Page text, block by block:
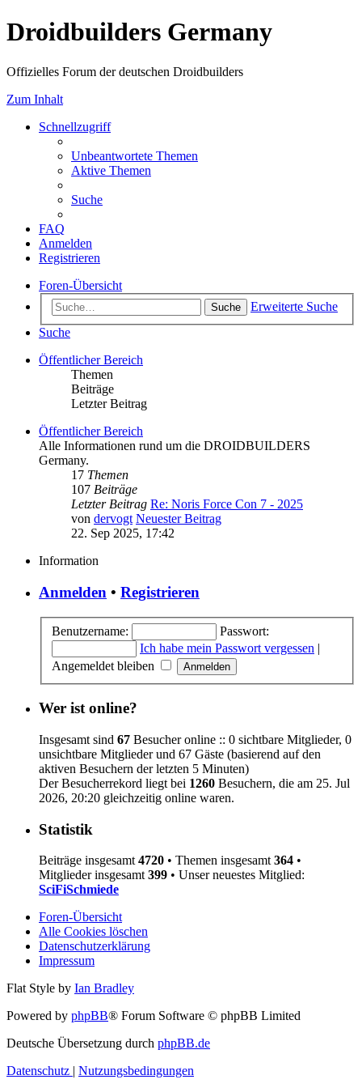
Droidbuilders Germany
Offizielles Forum der deutschen Droidbuilders
Zum Inhalt
Schnellzugriff
Unbeantwortete Themen
Aktive Themen
Suche
FAQ
Anmelden
Registrieren
Foren-Übersicht
Suche
Erweiterte Suche
Suche
Öffentlicher Bereich
Themen
Beiträge
Letzter Beitrag
Öffentlicher Bereich
Alle Informationen rund um die DROIDBUILDERS
Germany.
17 Themen
107 Beiträge
Letzter Beitrag Re: Noris Force Con 7 - 2025
von dervogt Neuester Beitrag
22. Sep 2025, 17:42
Information
Anmelden • Registrieren
Benutzername:
Passwort:
Ich habe mein Passwort vergessen |
Angemeldet bleiben
Wer ist online?
Insgesamt sind 67 Besucher online :: 0 sichtbare Mitglieder, 0
unsichtbare Mitglieder und 67 Gäste (basierend auf den
aktiven Besuchern der letzten 5 Minuten)
Der Besucherrekord liegt bei 1260 Besuchern, die am 25. Jul
2026, 20:20 gleichzeitig online waren.
Statistik
Beiträge insgesamt 4720 • Themen insgesamt 364 •
Mitglieder insgesamt 399 • Unser neuestes Mitglied:
SciFiSchmiede
Foren-Übersicht
Alle Cookies löschen
Datenschutzerklärung
Impressum
Flat Style by Ian Bradley
Powered by phpBB® Forum Software © phpBB Limited
Deutsche Übersetzung durch phpBB.de
Datenschutz | Nutzungsbedingungen